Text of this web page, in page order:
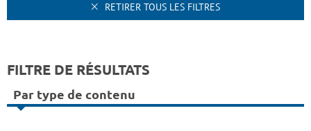
RETIRER TOUS LES FILTRES
FILTRE DE RÉSULTATS
Par type de contenu